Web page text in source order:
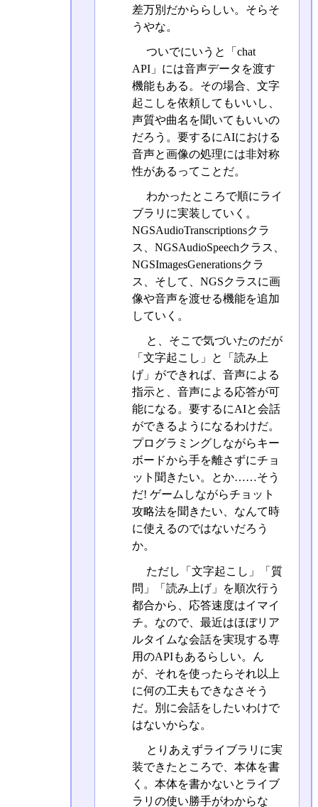
差万別だかららしい。そらそ
うやな。
ついでにいうと「chat
API」には音声データを渡す
機能もある。その場合、文字
起こしを依頼してもいいし、
声質や曲名を聞いてもいいの
だろう。要するにAIにおける
音声と画像の処理には非対称
性があるってことだ。
わかったところで順にライ
ブラリに実装していく。
NGSAudioTranscriptionsクラ
ス、NGSAudioSpeechクラス、
NGSImagesGenerationsクラ
ス、そして、NGSクラスに画
像や音声を渡せる機能を追加
していく。
と、そこで気づいたのだが
「文字起こし」と「読み上
げ」ができれば、音声による
指示と、音声による応答が可
能になる。要するにAIと会話
ができるようになるわけだ。
プログラミングしながらキー
ボードから手を離さずにチョ
ット聞きたい。とか……そう
だ! ゲームしながらチョット
攻略法を聞きたい、なんて時
に使えるのではないだろう
か。
ただし「文字起こし」「質
問」「読み上げ」を順次行う
都合から、応答速度はイマイ
チ。なので、最近はほぼリア
ルタイムな会話を実現する専
用のAPIもあるらしい。ん
が、それを使ったらそれ以上
に何の工夫もできなさそう
だ。別に会話をしたいわけで
はないからな。
とりあえずライブラリに実
装できたところで、本体を書
く。本体を書かないとライブ
ラリの使い勝手がわからな